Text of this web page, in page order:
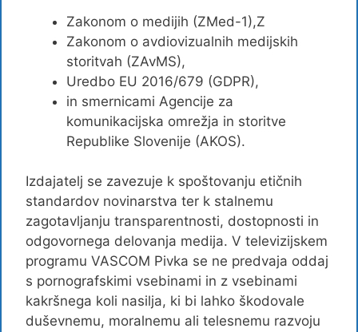
Zakonom o medijih (ZMed-1),Z
Zakonom o avdiovizualnih medijskih
storitvah (ZAvMS),
Uredbo EU 2016/679 (GDPR),
in smernicami Agencije za
komunikacijska omrežja in storitve
Republike Slovenije (AKOS).
Izdajatelj se zavezuje k spoštovanju etičnih
standardov novinarstva ter k stalnemu
zagotavljanju transparentnosti, dostopnosti in
odgovornega delovanja medija. V televizijskem
programu VASCOM Pivka se ne predvaja oddaj
s pornografskimi vsebinami in z vsebinami
kakršnega koli nasilja, ki bi lahko škodovale
duševnemu, moralnemu ali telesnemu razvoju